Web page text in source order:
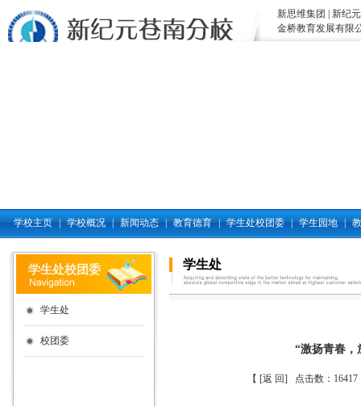
新思维集团
新纪
金桥教育发展有限
学校主页 | 学校概况 | 新闻动态 | 教育德育 | 学生处校团委 | 学生园地 |
学生处校团委
学生处
校团委
学生处
“激扬青春，
【 [返 回] 点击数：